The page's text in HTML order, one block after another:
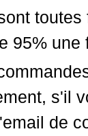
95% une
s'il
de